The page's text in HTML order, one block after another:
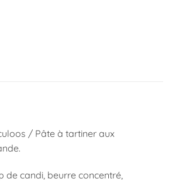
/ Pâte à tartiner aux
de candi, beurre concentré,